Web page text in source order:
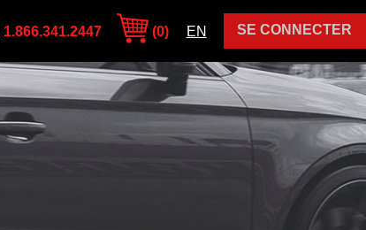
SE CONNECTER
1.866.341.2447 (0) EN